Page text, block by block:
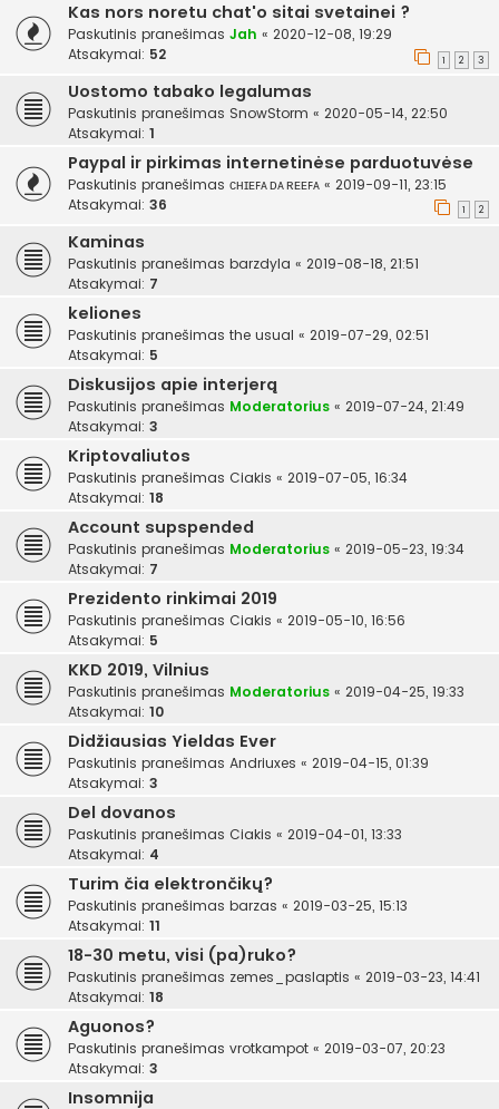
Kas nors noretu chat'o sitai svetainei ?
Paskutinis pranešimas Jah « 2020-12-08, 19:29
Atsakymai: 52 1 2 3
Uostomo tabako legalumas
Paskutinis pranešimas SnowStorm « 2020-05-14, 22:50
Atsakymai: 1
Paypal ir pirkimas internetinėse parduotuvėse
Paskutinis pranešimas ᴄʜɪᴇꜰᴀ ᴅᴀ ʀᴇᴇꜰᴀ « 2019-09-11, 23:15
Atsakymai: 36 1 2
Kaminas
Paskutinis pranešimas barzdyla « 2019-08-18, 21:51
Atsakymai: 7
keliones
Paskutinis pranešimas the usual « 2019-07-29, 02:51
Atsakymai: 5
Diskusijos apie interjerą
Paskutinis pranešimas Moderatorius « 2019-07-24, 21:49
Atsakymai: 3
Kriptovaliutos
Paskutinis pranešimas Ciakis « 2019-07-05, 16:34
Atsakymai: 18
Account supspended
Paskutinis pranešimas Moderatorius « 2019-05-23, 19:34
Atsakymai: 7
Prezidento rinkimai 2019
Paskutinis pranešimas Ciakis « 2019-05-10, 16:56
Atsakymai: 5
KKD 2019, Vilnius
Paskutinis pranešimas Moderatorius « 2019-04-25, 19:33
Atsakymai: 10
Didžiausias Yieldas Ever
Paskutinis pranešimas Andriuxes « 2019-04-15, 01:39
Atsakymai: 3
Del dovanos
Paskutinis pranešimas Ciakis « 2019-04-01, 13:33
Atsakymai: 4
Turim čia elektrončikų?
Paskutinis pranešimas barzas « 2019-03-25, 15:13
Atsakymai: 11
18-30 metu, visi (pa)ruko?
Paskutinis pranešimas zemes_paslaptis « 2019-03-23, 14:41
Atsakymai: 18
Aguonos?
Paskutinis pranešimas vrotkampot « 2019-03-07, 20:23
Atsakymai: 3
Insomnija